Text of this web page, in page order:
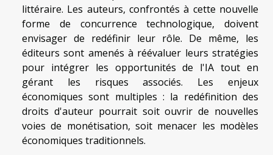
littéraire. Les auteurs, confrontés à cette nouvelle
forme de concurrence technologique, doivent
envisager de redéfinir leur rôle. De même, les
éditeurs sont amenés à réévaluer leurs stratégies
pour intégrer les opportunités de l'IA tout en
gérant les risques associés. Les enjeux
économiques sont multiples : la redéfinition des
droits d'auteur pourrait soit ouvrir de nouvelles
voies de monétisation, soit menacer les modèles
économiques traditionnels.